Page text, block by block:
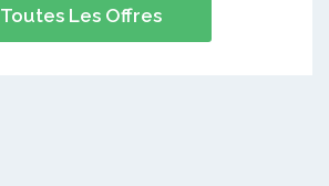
Toutes Les Offres